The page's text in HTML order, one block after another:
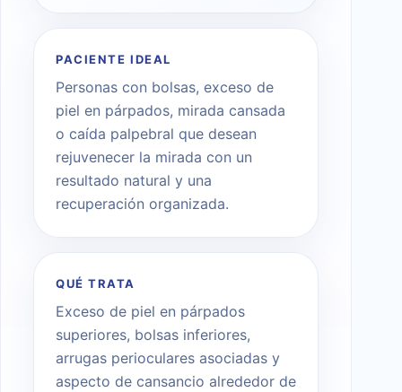
PACIENTE IDEAL
Personas con bolsas, exceso de
piel en párpados, mirada cansada
o caída palpebral que desean
rejuvenecer la mirada con un
resultado natural y una
recuperación organizada.
QUÉ TRATA
Exceso de piel en párpados
superiores, bolsas inferiores,
arrugas perioculares asociadas y
aspecto de cansancio alrededor de